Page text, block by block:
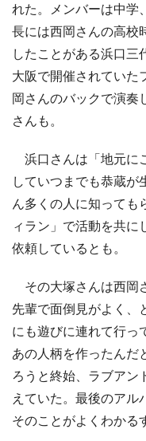
れた。メンバーは中学
長には西岡さんの高校
したことがある浜口三
大阪で開催されていた
岡さんのバックで演奏
さんも。
浜口さんは「地元に
していつまでも恭蔵が
ん多くの人に知っても
ィラン」で活動を共に
依頼しているとも。
その大塚さんは西岡
先輩で面倒見がよく、
にも遊びに連れて行っ
あの人柄を作ったんだ
ろうと終始、ラブアン
えていた。最後のア
そのことがよくわかる